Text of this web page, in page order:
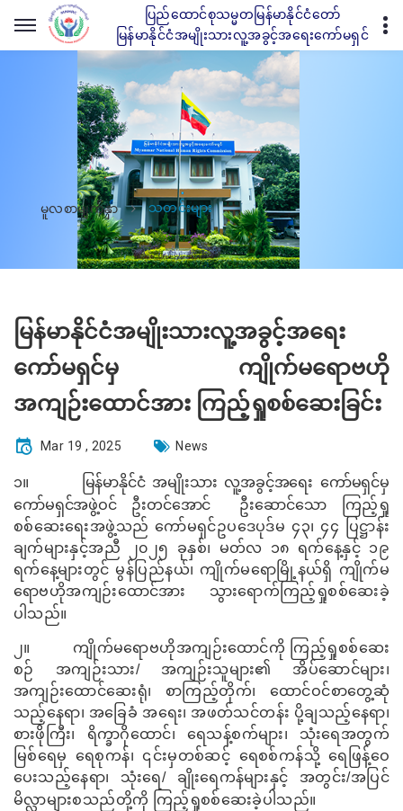
ပြည်ထောင်စုသမ္မတမြန်မာနိုင်ငံတော်
မြန်မာနိုင်ငံအမျိုးသားလူ့အခွင့်အရေးကော်မရှင်
မူလစာမျက်နှာ သတင်းများ
မြန်မာနိုင်ငံအမျိုးသားလူ့အခွင့်အရေး
ကော်မရှင်မှ ကျိုက်မရောဗဟို
အကျဉ်းထောင်အား ကြည့်ရှုစစ်ဆေးခြင်း
Mar 19 , 2025 News
၁။
မြန်မာနိုင်ငံ အမျိုးသား လူ့အခွင့်အရေး ကော်မရှင်မှ
ကော်မရှင်အဖွဲ့ဝင် ဦးတင်အောင်
ဦးဆောင်သော ကြည့်ရှု
စစ်ဆေးရေးအဖွဲ့သည် ကော်မရှင်ဥပဒေပုဒ်မ ၄၃၊ ၄၄ ပြဋ္ဌာန်း
ချက်များနှင့်အညီ ၂၀၂၅ ခုနှစ်၊ မတ်လ ၁၈ ရက်နေ့နှင့် ၁၉
ရက်နေ့များတွင် မွန်ပြည်နယ်၊ ကျိုက်မရောမြို့နယ်ရှိ ကျိုက်မ
ရောဗဟိုအကျဉ်းထောင်အား သွားရောက်ကြည့်ရှုစစ်ဆေးခဲ့
ပါသည်။
၂။
ကျိုက်မရောဗဟိုအကျဉ်းထောင်ကို ကြည့်ရှုစစ်ဆေး
စဉ် အကျဉ်းသား/ အကျဉ်းသူများ၏ အိပ်ဆောင်များ၊
အကျဉ်းထောင်ဆေးရုံ၊ စာကြည့်တိုက်၊ ထောင်ဝင်စာတွေ့ဆုံ
သည့်နေရာ၊ အခြေခံ အရေး၊ အဖတ်သင်တန်း ပို့ချသည့်နေရာ၊
စားဖိုကြီး၊ ရိက္ခာဂိုထောင်၊ ရေသန့်စက်များ၊ သုံးရေအတွက်
မြစ်ရေမှ ရေစုကန်၊ ၎င်းမှတစ်ဆင့် ရေစစ်ကန်သို့ ရေဖြန့်ဝေ
ပေးသည့်နေရာ၊ သုံးရေ/ ချိုးရေကန်များနှင့် အတွင်း/အပြင်
မိလ္လာများစသည်တို့ကို ကြည့်ရှုစစ်ဆေးခဲ့ပါသည်။